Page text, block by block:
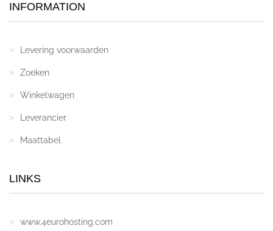
INFORMATION
Levering voorwaarden
Zoeken
Winkelwagen
Leverancier
Maattabel
LINKS
www.4eurohosting.com